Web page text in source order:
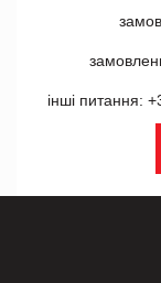
інші питання: